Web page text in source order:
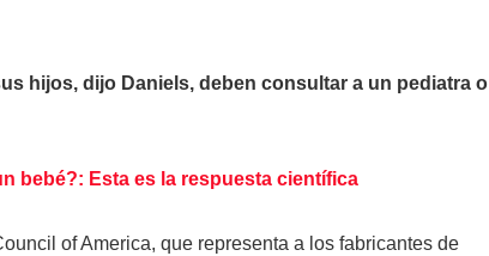
hijos, dijo Daniels, deben consultar a un pediatra o
bebé?: Esta es la respuesta científica
of America, que representa a los fabricantes de